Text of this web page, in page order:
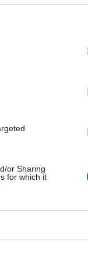
or Sharing
for which it
ir